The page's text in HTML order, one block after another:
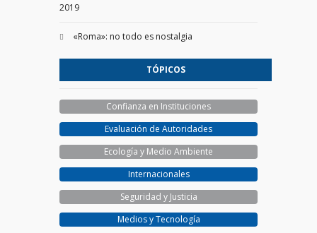
2019
«Roma»: no todo es nostalgia
TÓPICOS
Confianza en Instituciones
Evaluación de Autoridades
Ecología y Medio Ambiente
Internacionales
Seguridad y Justicia
Medios y Tecnología